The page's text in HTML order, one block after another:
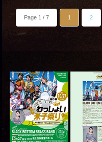
Page 1 / 7 1 2